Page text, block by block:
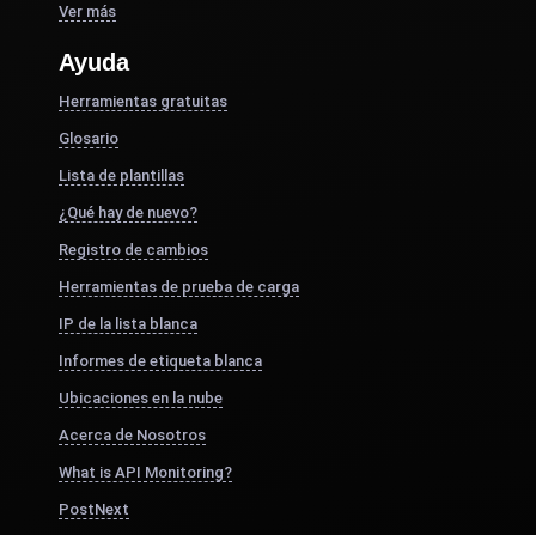
Ver más
Ayuda
Herramientas gratuitas
Glosario
Lista de plantillas
¿Qué hay de nuevo?
Registro de cambios
Herramientas de prueba de carga
IP de la lista blanca
Informes de etiqueta blanca
Ubicaciones en la nube
Acerca de Nosotros
What is API Monitoring?
PostNext